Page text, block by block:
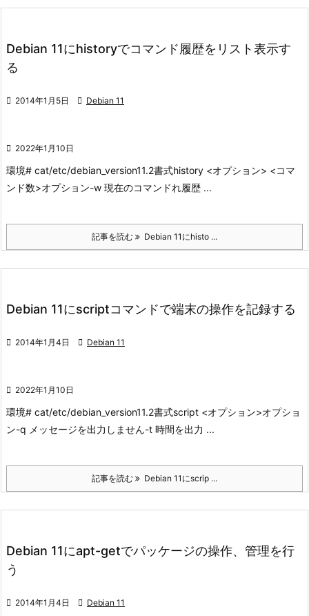
Debian 11にhistoryでコマンド履歴をリスト表示す
る
 2014年1月5日  Debian 11
 2022年1月10日
環境# cat/etc/debian_version11.2書式history <オプション> <コマ
ンド数>オプション-w 現在のコマンドれ履歴 ...
記事を読む Debian 11にhisto ...
Debian 11にscriptコマンドで端末の操作を記録する
 2014年1月4日  Debian 11
 2022年1月10日
環境# cat/etc/debian_version11.2書式script <オプション>オプショ
ン-q メッセージを出力しません-t 時間を出力 ...
記事を読む Debian 11にscrip ...
Debian 11にapt-getでパッケージの操作、管理を行
う
 2014年1月4日  Debian 11